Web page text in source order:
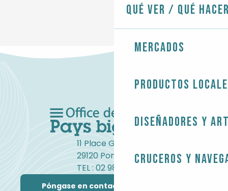
Qué ver / Qué
Mercados
Productos
Diseñadores y
Cruceros y
11 Place Gambetta
29120 Pont-l'Abbé
TEL : 02 98 82 37 99
Póngase en contacto con nosotros